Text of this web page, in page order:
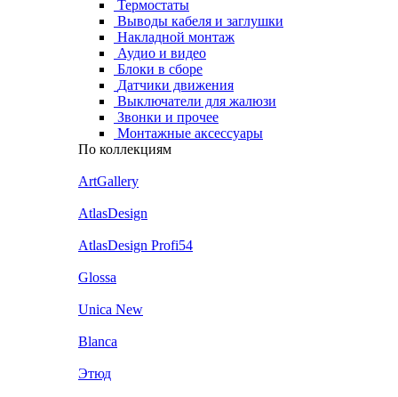
Термостаты
Выводы кабеля и заглушки
Накладной монтаж
Аудио и видео
Блоки в сборе
Датчики движения
Выключатели для жалюзи
Звонки и прочее
Монтажные аксессуары
По коллекциям
ArtGallery
AtlasDesign
AtlasDesign Profi54
Glossa
Unica New
Blanca
Этюд